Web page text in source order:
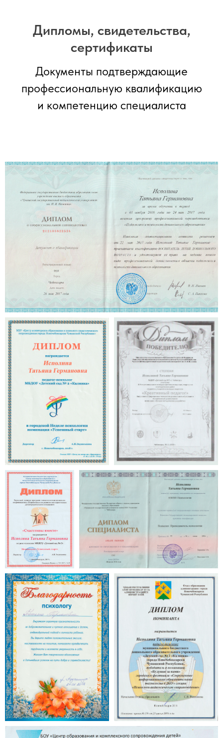
Дипломы, свидетельства,
сертификаты
Документы подтверждающие
профессиональную квалификацию
и компетенцию специалиста